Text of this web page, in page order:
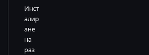
Инст
алир
ане
на
раз